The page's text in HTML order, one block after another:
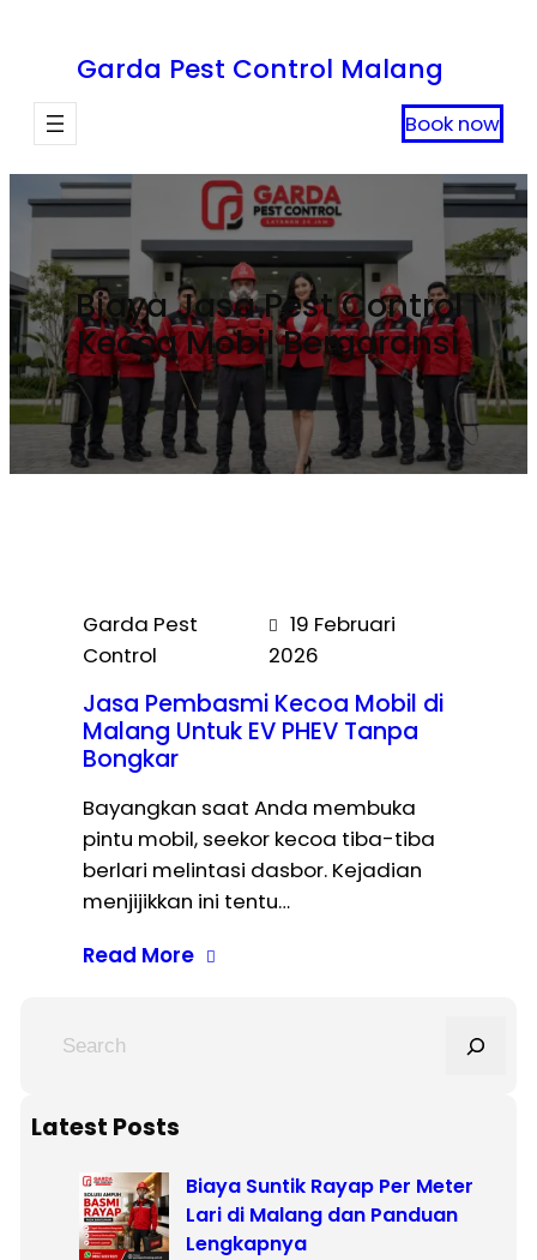
Garda Pest Control Malang
Book now
Biaya Jasa Pest Control
Kecoa Mobil Bergaransi
Garda Pest
Control
19 Februari
2026
Jasa Pembasmi Kecoa Mobil di
Malang Untuk EV PHEV Tanpa
Bongkar
Bayangkan saat Anda membuka
pintu mobil, seekor kecoa tiba-tiba
berlari melintasi dasbor. Kejadian
menjijikkan ini tentu…
Read More
rLatest Posts
Biaya Suntik Rayap Per Meter
Lari di Malang dan Panduan
Lengkapnya